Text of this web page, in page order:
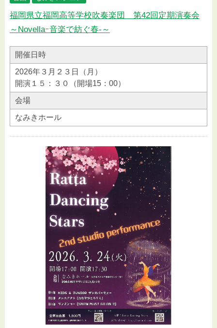
福岡県立福岡高等学校吹奏楽団 第42回定期演奏会
～Novellaｰ音楽で紡ぐ春-～
開催日時
2026年３月２３日（月）
開演１５：３０（開場15：00）
会場
なみきホール